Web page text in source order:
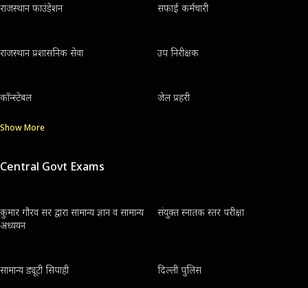
राजस्थान फाउंडेशन सफाई कर्मचारी
राजस्थान प्रशासनिक सेवा उप निरीक्षक
कॉन्स्टेबल जेल प्रहरी
Show More
Central Govt Exams
कुमार गौरव सर द्वारा सामान्य ज्ञान व सामान्य
अध्ययन
संयुक्त स्नातक स्तर परीक्षा
सामान्य ड्यूटी सिपाही दिल्ली पुलिस